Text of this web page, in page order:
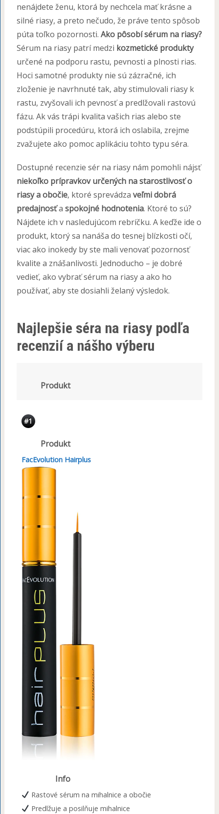
nenájdete ženu, ktorá by nechcela mať krásne a
silné riasy, a preto nečudo, že práve tento spôsob
púta toľko pozornosti. Ako pôsobí sérum na riasy?
Sérum na riasy patrí medzi kozmetické produkty
určené na podporu rastu, pevnosti a plnosti rias.
Hoci samotné produkty nie sú zázračné, ich
zloženie je navrhnuté tak, aby stimulovali riasy k
rastu, zvyšovali ich pevnosť a predlžovali rastovú
fázu. Ak vás trápi kvalita vašich rias alebo ste
podstúpili procedúru, ktorá ich oslabila, zrejme
zvažujete ako pomoc aplikáciu tohto typu séra.
Dostupné recenzie sér na riasy nám pomohli nájsť
niekoľko prípravkov určených na starostlivosť o
riasy a obočie, ktoré sprevádza veľmi dobrá
predajnosťa spokojné hodnotenia. Ktoré to sú?
Nájdete ich v nasledujúcom rebríčku. A keďže ide o
produkt, ktorý sa nanáša do tesnej blízkosti očí,
viac ako inokedy by ste mali venovať pozornosť
kvalite a znášanlivosti. Jednoducho – je dobré
vedieť, ako vybrať sérum na riasy a ako ho
používať, aby ste dosiahli želaný výsledok.
Najlepšie séra na riasy podľa
recenzií a nášho výberu
Produkt
#1
Produkt
FacEvolution Hairplus
Info
Rastové sérum na mihalnice a obočie
Predlžuje a posilňuje mihalnice